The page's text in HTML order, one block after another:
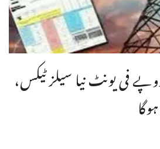
مزیدمہنگی،5 روپے فی یونٹ نیا سیلز ٹیکس،